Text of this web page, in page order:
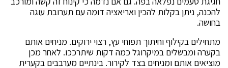
להכנה, ניתן בקלות להכין ואריאציה דומה עם תערובת עוגה
בחושה.
מתחילים בקילוף וחיתוך תפוחי עץ, רצוי ירוקים. מניחים אותם
בקערה ומבשלים במיקרוגל כמה דקות שיתרככו. לאחר מכן
מוציאים אותם ומניחים בצד לקירור. בינתיים מערבבים בקערית